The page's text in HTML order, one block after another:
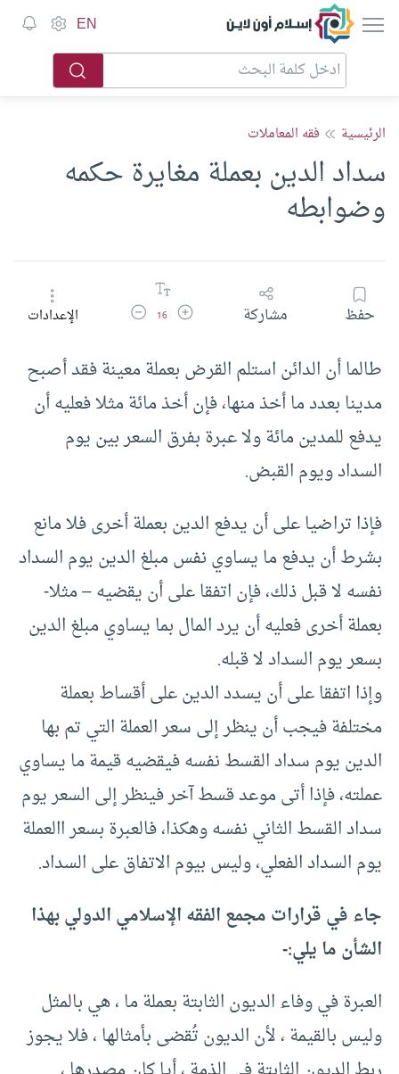
إسلام أون لاين EN
الرئيسية فقه المعاملات
سداد الدين بعملة مغايرة حكمه
وضوابطه
حفظ مشاركة زيادة حجم الخط
16 تقليل حجم الخطالإعدادات
طالما أن الدائن استلم القرض بعملة معينة فقد أصبح
مدينا بعدد ما أخذ منها، فإن أخذ مائة مثلا فعليه أن
يدفع للمدين مائة ولا عبرة بفرق السعر بين يوم
السداد ويوم القبض.
فإذا تراضيا على أن يدفع الدين بعملة أخرى فلا مانع
بشرط أن يدفع ما يساوي نفس مبلغ الدين يوم السداد
نفسه لا قبل ذلك، فإن اتفقا على أن يقضيه – مثلا-
بعملة أخرى فعليه أن يرد المال بما يساوي مبلغ الدين
بسعر يوم السداد لا قبله.
وإذا اتفقا على أن يسدد الدين على أقساط بعملة
مختلفة فيجب أن ينظر إلى سعر العملة التي تم بها
الدين يوم سداد القسط نفسه فيقضيه قيمة ما يساوي
عملته، فإذا أتى موعد قسط آخر فينظر إلى السعر يوم
سداد القسط الثاني نفسه وهكذا، فالعبرة بسعر االعملة
يوم السداد الفعلي، وليس بيوم الاتفاق على السداد.
جاء في قرارات مجمع الفقه الإسلامي الدولي بهذا
الشأن ما يلي:-
العبرة في وفاء الديون الثابتة بعملة ما ، هي بالمثل
وليس بالقيمة ، لأن الديون تُقضى بأمثالها ، فلا يجوز